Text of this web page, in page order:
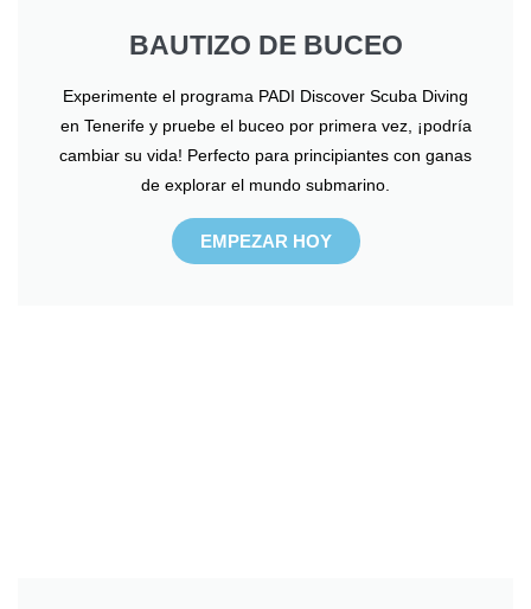
BAUTIZO DE BUCEO
Experimente el programa PADI Discover Scuba Diving
en Tenerife y pruebe el buceo por primera vez, ¡podría
cambiar su vida! Perfecto para principiantes con ganas
de explorar el mundo submarino.
EMPEZAR HOY